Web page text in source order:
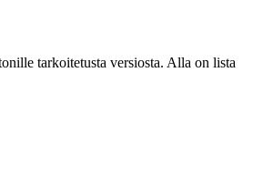
tarkoitetusta versiosta. Alla on lista